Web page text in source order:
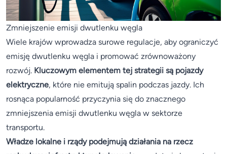
Zmniejszenie emisji dwutlenku węgla
Wiele krajów wprowadza surowe regulacje, aby ograniczyć
emisję dwutlenku węgla i promować zrównoważony
rozwój. Kluczowym elementem tej strategii są pojazdy
elektryczne, które nie emitują spalin podczas jazdy. Ich
rosnąca popularność przyczynia się do znacznego
zmniejszenia emisji dwutlenku węgla w sektorze
transportu.
Władze lokalne i rządy podejmują działania na rzecz